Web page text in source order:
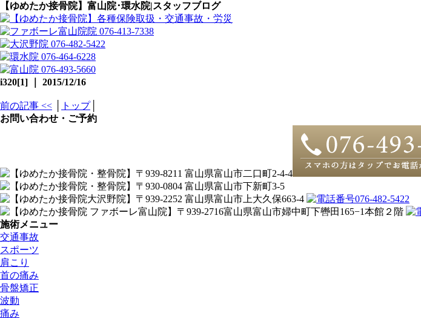
【ゆめたか接骨院】富山院･環水院|スタッフブログ
i320[1] ｜ 2015/12/16
前の記事 << トップ│
お問い合わせ・ご予約
施術メニュー
交通事故
スポーツ
肩こり
首の痛み
骨盤矯正
波動
痛み